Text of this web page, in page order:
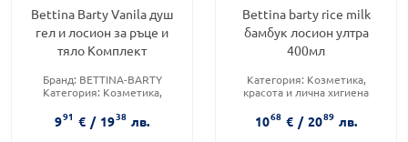
Bettina Barty Vanila душ
гел и лосион за ръце и
тяло Комплект
Бранд: BETTINA-BARTY
Категория: Козметика,
Подходящо за:За жени
991 € / 1938 лв.
Bettina barty rice milk
бамбук лосион ултра
400мл
Категория: Козметика,
красота и лична хигиена
козметика
Форма на продукта:лосион
1068 € / 2089 лв.